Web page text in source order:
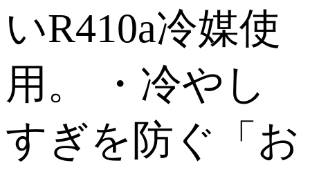
いR410a冷媒使
用。 ・冷やし
すぎを防ぐ「お